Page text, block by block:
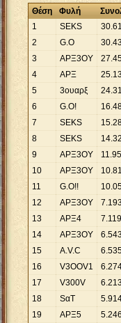
Θέση Φυλή
1
SEKS 30.
2
G.O 30.
3
APΞ3OY 27.
4
ΑΡΞ 25.
5
3ουαρξ 24.
6
G.O! 16.
7
SΕKS 15.
8
SEΚS 14.
9
AΡΞ3OY 11.
10
ΑΡΞ3OY 10.
11
G.O!! 10.
12
ΑΡΞ3ΟΥ 7.
13
ΑΡΞ4 7.119
14
ΑΡΞ3OΥ 6.
15
Α.V.C 6.
16
V3OOV1 6.
17
V300V 6.
18
SαT 5.
19
ΑΡΞ5 5.246